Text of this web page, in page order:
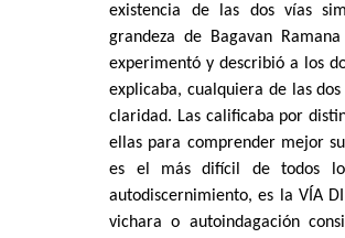
existencia de las dos vías
grandeza de Bagavan
experimentó y describió a los
explicaba, cualquiera de las
claridad. Las calificaba por
ellas para comprender mejor
es el más difícil de todos
autodiscernimiento, es la VÍA
vichara o autoindagación